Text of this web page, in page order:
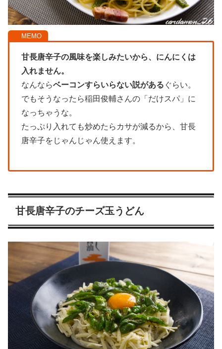
甘長唐辛子の風味を楽しみたいから、にんにくは
入れません。
なんならベーコンすらいらない説がある ぐらい。
でもそうなったら稲田俊輔さんの「だけスパ」に
なっちゃうな。
たっぷり入れても炒めたらカサが減るから、甘長
唐辛子をじゃんじゃん使えます。
甘長唐辛子のチーズ玉うどん